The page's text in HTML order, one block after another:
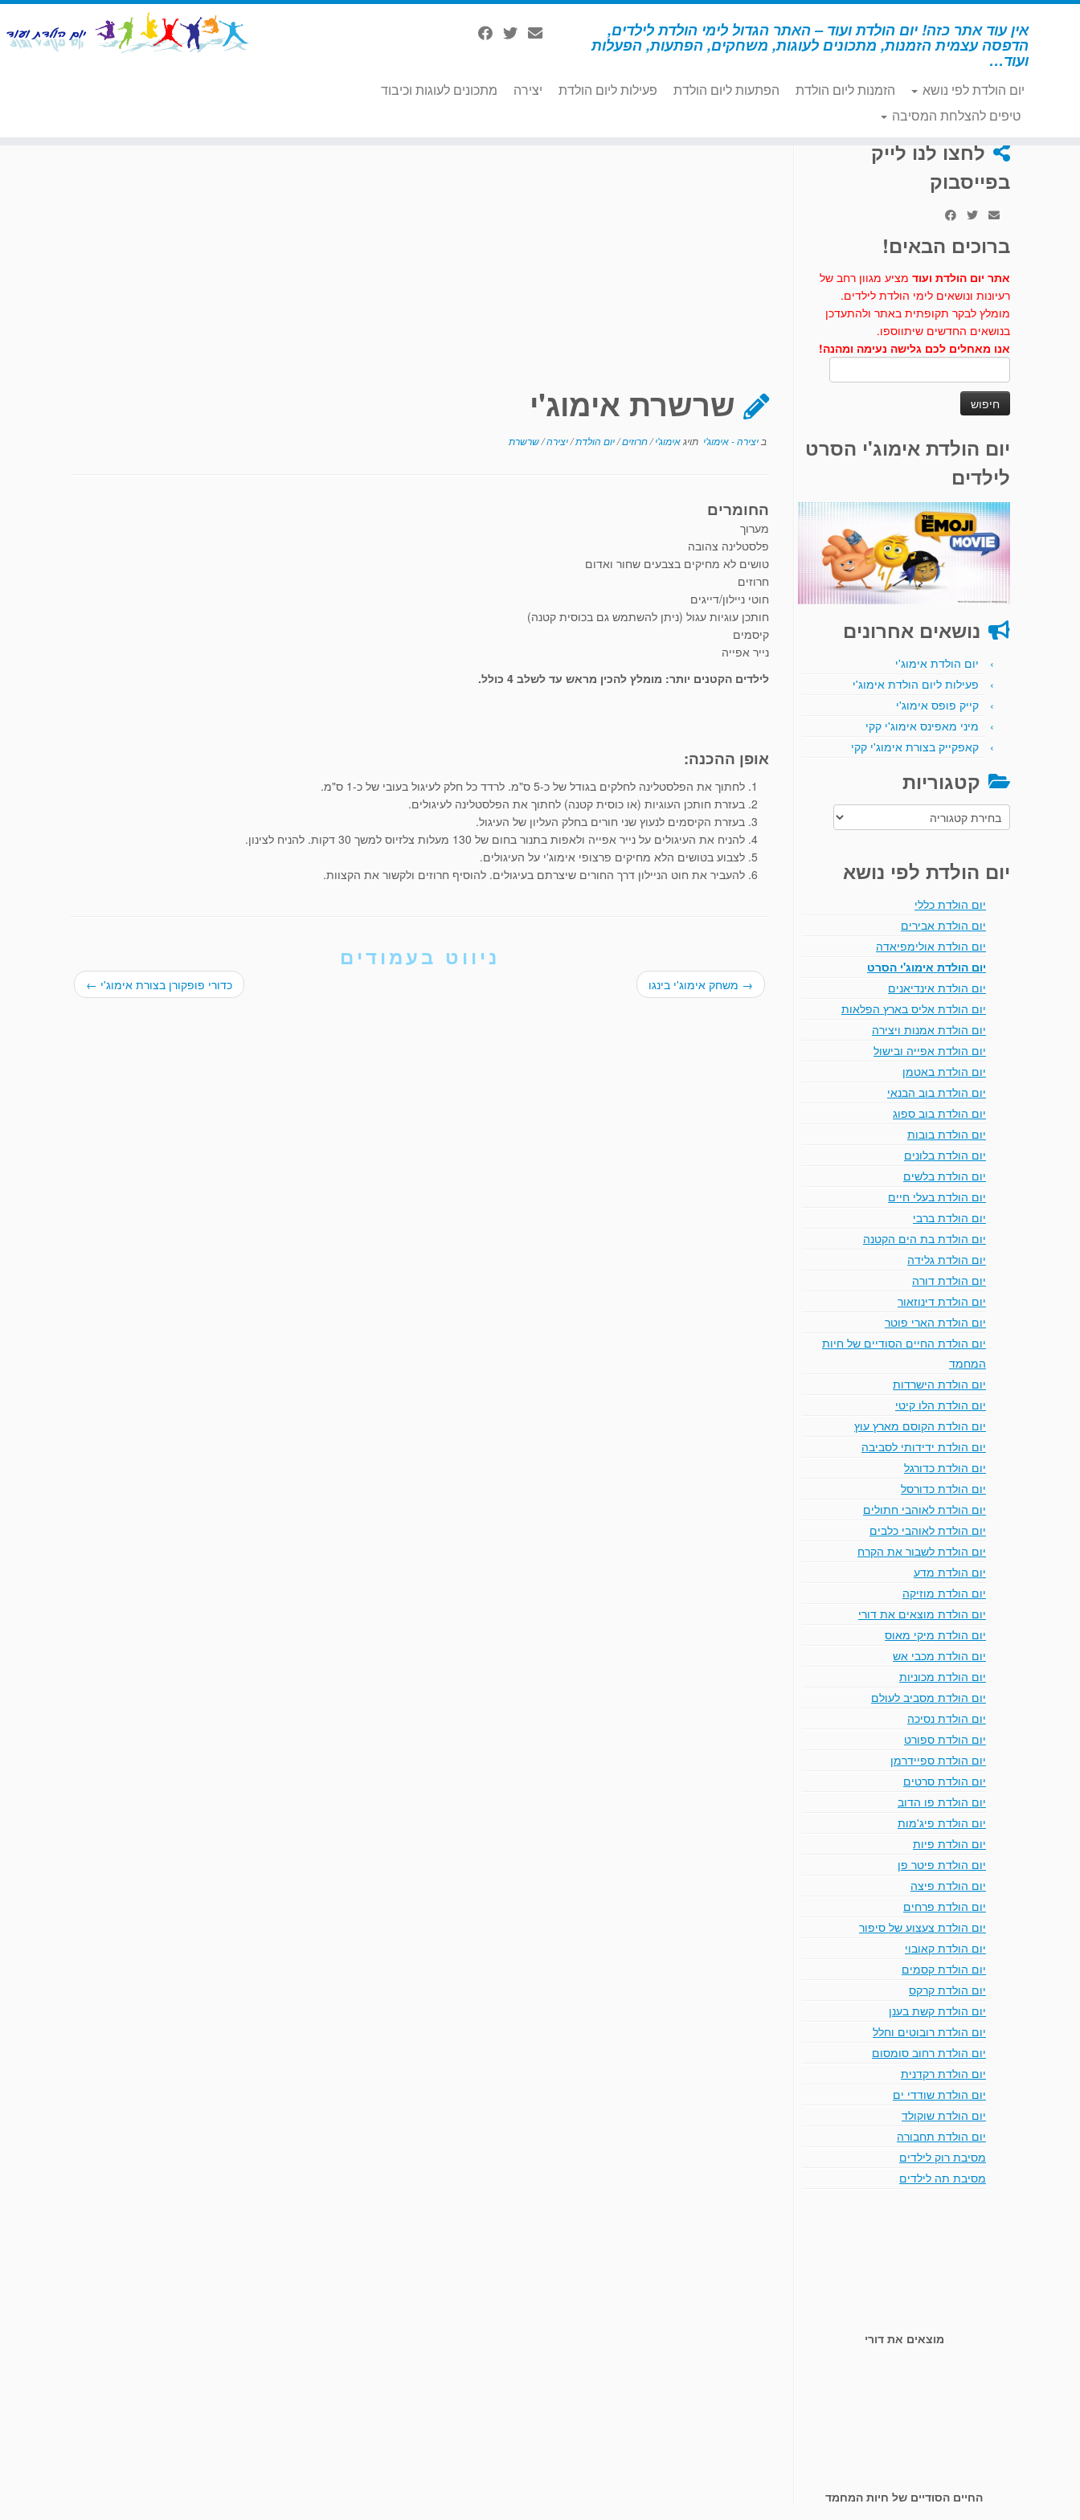
דלג
אין עוד אתר כזה! יום הולדת ועוד – האתר הגדול לימי הולדת לילדים,
הדפסה עצמית הזמנות, מתכונים לעוגות, משחקים, הפתעות, הפעלות
ועוד…
יום הולדת לפי נושא הזמנות ליום הולדת הפתעות ליום הולדת פעילות ליום הולדת יצירה
מתכונים לעוגות וכיבוד
טיפים להצלחת המסיבה
דף הבית » אימוג'י » יצירה - אימוג'י
לחצו לנו לייק
בפייסבוק
ברוכים הבאים!
אתר יום הולדת ועוד מציע מגוון רחב של
רעיונות ונושאים לימי הולדת לילדים.
מומלץ לבקר תקופתית באתר ולהתעדכן
בנושאים החדשים שיתווספו.
אנו מאחלים לכם גלישה נעימה ומהנה!
יום הולדת אימוג'י הסרט
לילדים
נושאים אחרונים
יום הולדת אימוג'י
פעילות ליום הולדת אימוג'י
קייק פופס אימוג'י
מיני מאפינס אימוג'י קקי
קאפקייק בצורת אימוג'י קקי
קטגוריות
קטגוריות
יום הולדת לפי נושא
יום הולדת כללי
יום הולדת אבירים
יום הולדת אולימפיאדה
יום הולדת אימוג'י הסרט
יום הולדת אינדיאנים
יום הולדת אליס בארץ הפלאות
יום הולדת אמנות ויצירה
יום הולדת אפייה ובישול
יום הולדת באטמן
יום הולדת בוב הבנאי
יום הולדת בוב ספוג
יום הולדת בובות
יום הולדת בלונים
יום הולדת בלשים
יום הולדת בעלי חיים
יום הולדת ברבי
יום הולדת בת הים הקטנה
יום הולדת גלידה
יום הולדת דורה
יום הולדת דינוזאור
יום הולדת הארי פוטר
יום הולדת החיים הסודיים של חיות
המחמד
יום הולדת הישרדות
יום הולדת הלו קיטי
יום הולדת הקוסם מארץ עוץ
יום הולדת ידידותי לסביבה
יום הולדת כדורגל
יום הולדת כדורסל
יום הולדת לאוהבי חתולים
יום הולדת לאוהבי כלבים
יום הולדת לשבור את הקרח
יום הולדת מדע
יום הולדת מוזיקה
יום הולדת מוצאים את דורי
יום הולדת מיקי מאוס
יום הולדת מכבי אש
יום הולדת מכוניות
יום הולדת מסביב לעולם
יום הולדת נסיכה
יום הולדת ספורט
יום הולדת ספיידרמן
יום הולדת סרטים
יום הולדת פו הדוב
יום הולדת פיג'מות
יום הולדת פיות
יום הולדת פיטר פן
יום הולדת פיצה
יום הולדת פרחים
יום הולדת צעצוע של סיפור
יום הולדת קאובוי
יום הולדת קסמים
יום הולדת קרקס
יום הולדת קשת בענן
יום הולדת רובוטים וחלל
יום הולדת רחוב סומסום
יום הולדת רקדנית
יום הולדת שודדי ים
יום הולדת שוקולד
יום הולדת תחבורה
מסיבת רוק לילדים
מסיבת תה לילדים
מוצאים את דורי
החיים הסודיים של חיות המחמד
שרשרת אימוג'י
ב יצירה - אימוג'י תויגאימוג'י/חרוזים/יום הולדת/יצירה/שרשרת
החומרים
מערוך
פלסטלינה צהובה
טושים לא מחיקים בצבעים שחור ואדום
חרוזים
חוטי ניילון/דייגים
חותכן עוגיות עגול (ניתן להשתמש גם בכוסית קטנה)
קיסמים
נייר אפייה
לילדים הקטנים יותר: מומלץ להכין מראש עד לשלב 4 כולל.
אופן ההכנה:
לחתוך את הפלסטלינה לחלקים בגודל של כ-5 ס"מ. לרדד כל חלק לעיגול בעובי של כ-1 ס"מ.
בעזרת חותכן העוגיות (או כוסית קטנה) לחתוך את הפלסטלינה לעיגולים.
בעזרת הקיסמים לנעוץ שני חורים בחלק העליון של העיגול.
להניח את העיגולים על נייר אפייה ולאפות בתנור בחום של 130 מעלות צלזיוס למשך 30 דקות. להניח לצינון.
לצבוע בטושים הלא מחיקים פרצופי אימוג'י על העיגולים.
להעביר את חוט הניילון דרך החורים שיצרתם בעיגולים. להוסיף חרוזים ולקשור את הקצוות.
ניווט בעמודים
→ משחק אימוג'י בינגו כדורי פופקורן בצורת אימוג'י ←